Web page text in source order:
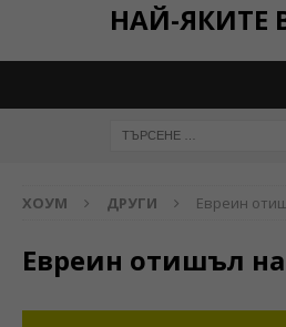
НАЙ-ЯКИТЕ
ХОУМ ДРУГИ Евреин
Евреин отишъл